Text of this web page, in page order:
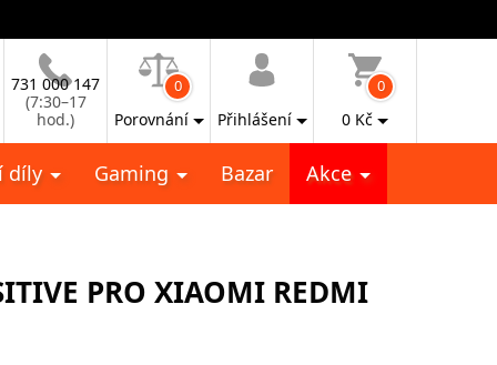
731 000 147
(7:30–17
hod.)
0
Porovnání Přihlášení
0
0 Kč
díly Gaming Bazar Akce
PRO XIAOMI REDMI